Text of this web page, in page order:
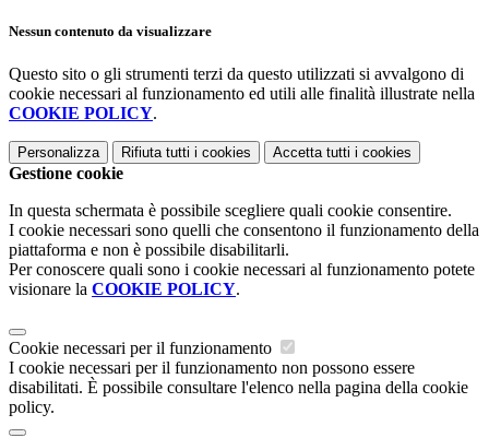
Nessun contenuto da visualizzare
Questo sito o gli strumenti terzi da questo utilizzati si avvalgono di
cookie necessari al funzionamento ed utili alle finalità illustrate nella
COOKIE POLICY.
Personalizza Rifiuta tutti i cookies Accetta tutti i cookies
Gestione cookie
In questa schermata è possibile scegliere quali cookie consentire.
I cookie necessari sono quelli che consentono il funzionamento della
piattaforma e non è possibile disabilitarli.
Per conoscere quali sono i cookie necessari al funzionamento potete
visionare la COOKIE POLICY.
Cookie necessari per il funzionamento
I cookie necessari per il funzionamento non possono essere
disabilitati. È possibile consultare l'elenco nella pagina della cookie
policy.